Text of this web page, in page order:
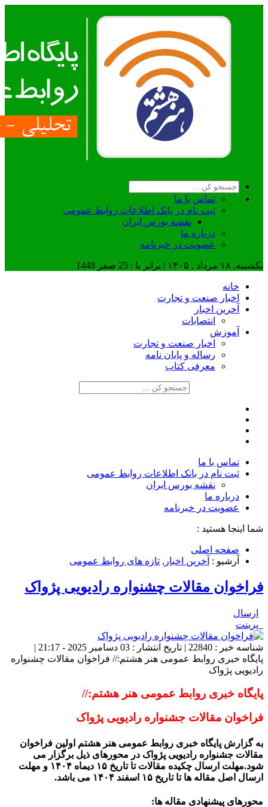
تماس با ما
ثبت نام در بانک اطلاعات روابط عمومی
نقشه بورس ایران
درباره ما
عضويت در خبرنامه
یکشنبه, ۱۸ مرداد , ۱۴۰۵ | برابر با : 25 صفر 1448
خانه
اخبار صنعت و تجارت
آخرین اخبار
انتصابات
آموزش
اخبار صنعت و تجارت
رساله و پایان نامه
معرفی کتاب
تماس با ما
ثبت نام در بانک اطلاعات روابط عمومی
نقشه بورس ایران
درباره ما
عضويت در خبرنامه
شما اینجا هستید :
صفحه اصلی
آرشیو : آخرین اخبار , تازه های روابط عمومی
فراخوان مقالات چشنواره رادیویی پژواک
ارسال
پرینت
شناسه خبر : 22840 | تاریخ انتشار : 03 دسامبر 2025 - 21:17 |
پایگاه خبری روابط عمومی هنر هشتم:// فراخوان مقالات چشنواره
رادیویی پژواک
پایگاه خبری روابط عمومی هنر هشتم://
فراخوان مقالات جشنواره رادیویی پژواک
به گزارش پایگاه خبری روابط عمومی هنر هشتم اولین فراخوان
مقالات جشنواره رادیویی پژواک در محورهای ذیل برگزار می
شود.مهلت ارسال چکیده مقالات تا تاریخ ۱۵ دیماه ۱۴۰۴ و مهلت
ارسال اصل مقاله ها تا تاریخ ۱۵ اسفند ۱۴۰۴ می باشد.
محورهای پیشنهادی مقاله ها: